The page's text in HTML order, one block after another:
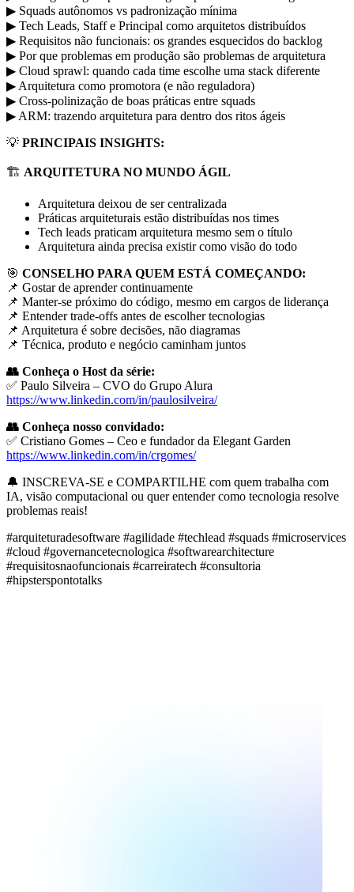
▶ Squads autônomos vs padronização mínima
▶ Tech Leads, Staff e Principal como arquitetos distribuídos
▶ Requisitos não funcionais: os grandes esquecidos do backlog
▶ Por que problemas em produção são problemas de arquitetura
▶ Cloud sprawl: quando cada time escolhe uma stack diferente
▶ Arquitetura como promotora (e não reguladora)
▶ Cross-polinização de boas práticas entre squads
▶ ARM: trazendo arquitetura para dentro dos ritos ágeis
💡 PRINCIPAIS INSIGHTS:
🏗️ ARQUITETURA NO MUNDO ÁGIL
Arquitetura deixou de ser centralizada
Práticas arquiteturais estão distribuídas nos times
Tech leads praticam arquitetura mesmo sem o título
Arquitetura ainda precisa existir como visão do todo
🎯 CONSELHO PARA QUEM ESTÁ COMEÇANDO:
📌 Gostar de aprender continuamente
📌 Manter-se próximo do código, mesmo em cargos de liderança
📌 Entender trade-offs antes de escolher tecnologias
📌 Arquitetura é sobre decisões, não diagramas
📌 Técnica, produto e negócio caminham juntos
👥 Conheça o Host da série:
✅ Paulo Silveira – CVO do Grupo Alura
https://www.linkedin.com/in/paulosilveira/
👥 Conheça nosso convidado:
✅ Cristiano Gomes – Ceo e fundador da Elegant Garden
https://www.linkedin.com/in/crgomes/
🔔 INSCREVA-SE e COMPARTILHE com quem trabalha com
IA, visão computacional ou quer entender como tecnologia resolve
problemas reais!
#arquiteturadesoftware #agilidade #techlead #squads #microservices
#cloud #governancetecnologica #softwarearchitecture
#requisitosnaofuncionais #carreiratech #consultoria
#hipsterspontotalks